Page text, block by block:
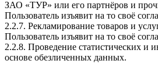
ЗАО «ТУР» или его партнёров и
Пользователь изъявит на то своё
2.2.7. Рекламирование товаров и
Пользователь изъявит на то своё
2.2.8. Проведение статистических и
основе обезличенных данных.